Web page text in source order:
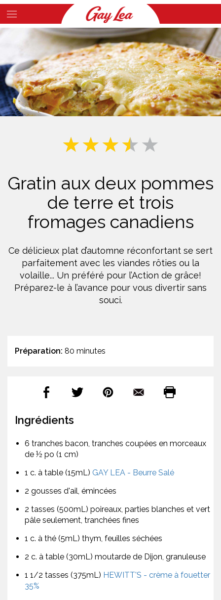
Skip
to
main
Main
Gratin aux deux pommes
de terre et trois
fromages canadiens
Ce délicieux plat d’automne réconfortant se sert
parfaitement avec les viandes rôties ou la
volaille... Un préféré pour l’Action de grâce!
Préparez-le à l’avance pour vous divertir sans
souci.
Préparation: 80 minutes
Ingrédients
6 tranches bacon, tranches coupées en morceaux
de ½ po (1 cm)
1 c. à table (15mL) GAY LEA - Beurre Salé
2 gousses d'ail, émincées
2 tasses (500mL) poireaux, parties blanches et vert
pâle seulement, tranchées fines
1 c. à thé (5mL) thym, feuilles séchées
2 c. à table (30mL) moutarde de Dijon, granuleuse
1 1/2 tasses (375mL) HEWITT'S - crème à fouetter
35%